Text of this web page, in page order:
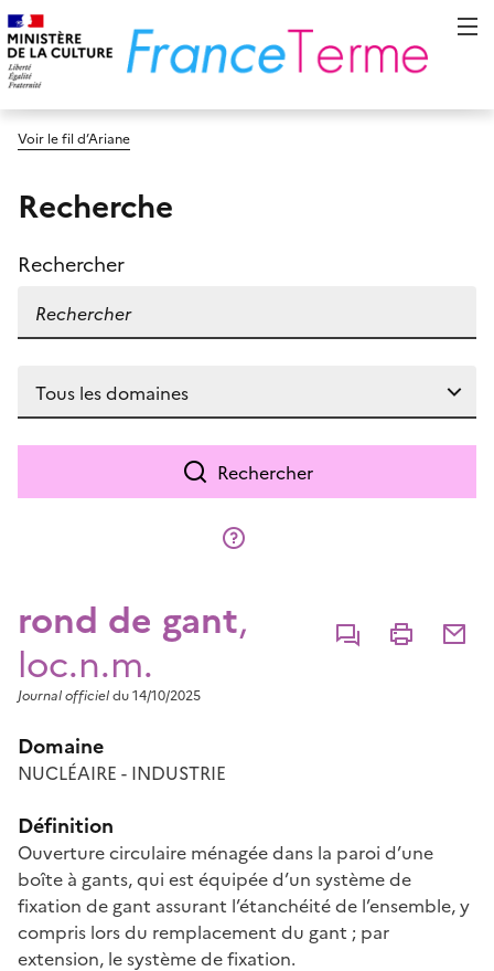
Voir le fil d’Ariane
Recherche
Rechercher
Rechercher
rond de gant,
loc.n.m.
CommenterImprimer
Journal officieldu 14/10/2025
Domaine
NUCLÉAIRE - INDUSTRIE
Définition
Ouverture circulaire ménagée dans la paroi d’une
boîte à gants, qui est équipée d’un système de
fixation de gant assurant l’étanchéité de l’ensemble, y
compris lors du remplacement du gant ; par
extension, le système de fixation.